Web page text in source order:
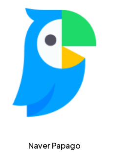
Naver Papago